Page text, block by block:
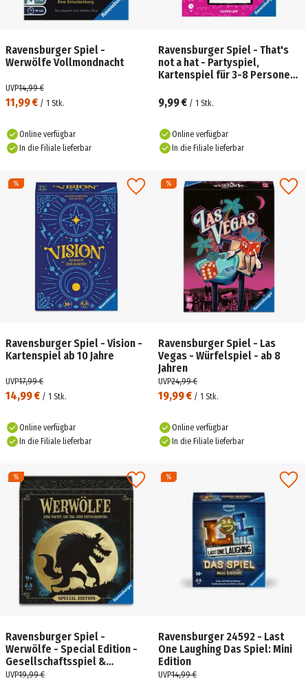
Ravensburger Spiel -
Werwölfe Vollmondnacht
11,99 € / 1 Stk.
UVP14,99 €
Online verfügbar
In die Filiale lieferbar
Ravensburger Spiel - That's
not a hat - Partyspiel,
Kartenspiel für 3-8 Personen,
Jahren
9,99 € / 1 Stk.
Online verfügbar
In die Filiale lieferbar
Ravensburger Spiel - Vision -
Kartenspiel ab 10 Jahre
14,99 € / 1 Stk.
UVP17,99 €
Online verfügbar
In die Filiale lieferbar
Ravensburger Spiel - Las
Vegas - Würfelspiel - ab 8
Jahren
19,99 € / 1 Stk.
UVP24,99 €
Online verfügbar
In die Filiale lieferbar
Ravensburger Spiel -
Werwölfe - Special Edition -
Gesellschaftsspiel &
Kartenspiel ab 9 Jahre
UVP19,99 €
Ravensburger 24592 - Last
One Laughing Das Spiel: Mini
Edition
UVP14,99 €